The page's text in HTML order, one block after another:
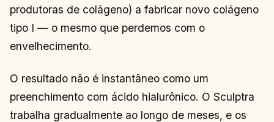
produtoras de colágeno) a fabricar novo colágeno
tipo I — o mesmo que perdemos com o
envelhecimento.
O resultado não é instantâneo como um
preenchimento com ácido hialurônico. O Sculptra
trabalha gradualmente ao longo de meses, e os